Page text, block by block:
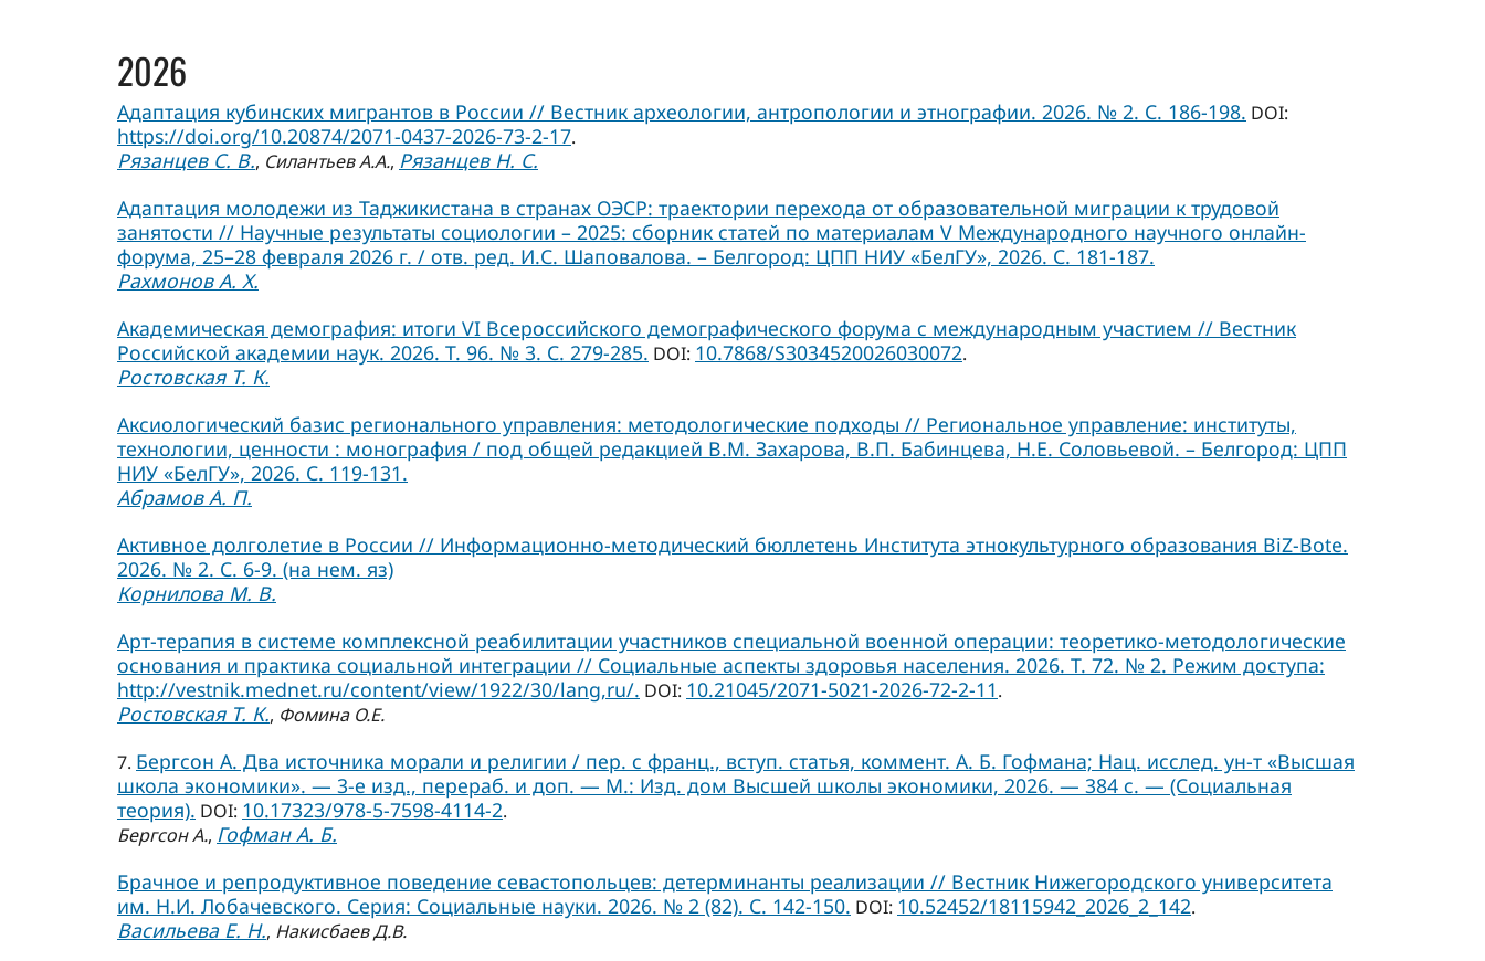
2026
Адаптация кубинских мигрантов в России // Вестник археологии, антропологии и этнографии. 2026. № 2. С. 186-198. DOI:
https://doi.org/10.20874/2071-0437-2026-73-2-17.
Рязанцев С. В., Силантьев А.А., Рязанцев Н. С.
Адаптация молодежи из Таджикистана в странах ОЭСР: траектории перехода от образовательной миграции к трудовой
занятости // Научные результаты социологии – 2025: сборник статей по материалам V Международного научного онлайн-
форума, 25–28 февраля 2026 г. / отв. ред. И.С. Шаповалова. – Белгород: ЦПП НИУ «БелГУ», 2026. С. 181-187.
Рахмонов А. Х.
Академическая демография: итоги VI Всероссийского демографического форума с международным участием // Вестник
Российской академии наук. 2026. Т. 96. № 3. С. 279-285. DOI: 10.7868/S3034520026030072.
Ростовская Т. К.
Аксиологический базис регионального управления: методологические подходы // Региональное управление: институты,
технологии, ценности : монография / под общей редакцией В.М. Захарова, В.П. Бабинцева, Н.Е. Соловьевой. – Белгород: ЦПП
НИУ «БелГУ», 2026. С. 119-131.
Абрамов А. П.
Активное долголетие в России // Информационно-методический бюллетень Института этнокультурного образования BiZ-Bote.
2026. № 2. С. 6-9. (на нем. яз)
Корнилова М. В.
Арт-терапия в системе комплексной реабилитации участников специальной военной операции: теоретико-методологические
основания и практика социальной интеграции // Социальные аспекты здоровья населения. 2026. Т. 72. № 2. Режим доступа:
http://vestnik.mednet.ru/content/view/1922/30/lang,ru/. DOI: 10.21045/2071-5021-2026-72-2-11.
Ростовская Т. К., Фомина О.Е.
7. Бергсон А. Два источника морали и религии / пер. с франц., вступ. статья, коммент. А. Б. Гофмана; Нац. исслед. ун-т «Высшая
школа экономики». — 3-е изд., перераб. и доп. — М.: Изд. дом Высшей школы экономики, 2026. — 384 с. — (Социальная
теория). DOI: 10.17323/978-5-7598-4114-2.
Бергсон А., Гофман А. Б.
Брачное и репродуктивное поведение севастопольцев: детерминанты реализации // Вестник Нижегородского университета
им. Н.И. Лобачевского. Серия: Социальные науки. 2026. № 2 (82). С. 142-150. DOI: 10.52452/18115942_2026_2_142.
Васильева Е. Н., Накисбаев Д.В.